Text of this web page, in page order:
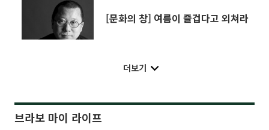
[문화의 창] 여름이 즐겁다고 외쳐라
더보기
브라보 마이 라이프